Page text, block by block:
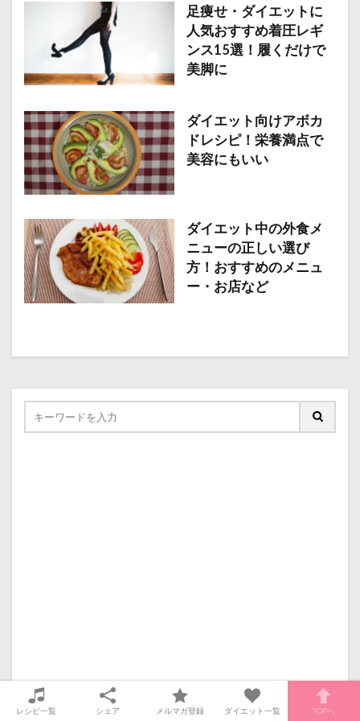
足痩せ・ダイエットに
人気おすすめ着圧レギ
ンス15選！履くだけで
美脚に
ダイエット向けアボカ
ドレシピ！栄養満点で
美容にもいい
ダイエット中の外食メ
ニューの正しい選び
方！おすすめのメニュ
ー・お店など
レシピ一覧 シェア メルマガ登録 ダイエット一覧 TOPへ